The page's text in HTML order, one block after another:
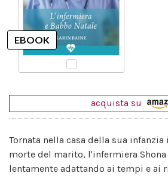
acquista su
Tornata nella casa della sua infanzia
morte del marito, l'infermiera Shona
lentamente adattando ai tempi e ai